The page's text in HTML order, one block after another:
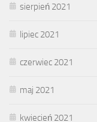
sierpień 2021
lipiec 2021
czerwiec 2021
maj 2021
kwiecień 2021